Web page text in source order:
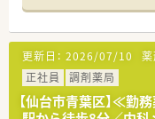
スタッフも4名在
【募集背景と求め
■今回は欠員補充
場を支えていただ
ます。
■総合病院からの
更新日： 2026/07/10 薬
正社員
調剤薬局
【仙台市青葉区】≪勤